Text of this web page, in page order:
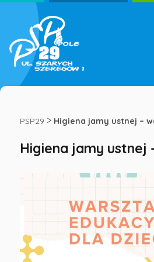
Higiena
jamy
ustnej
warsztaty
PSP29 > Higiena jamy ustnej –
Higiena jamy ustnej